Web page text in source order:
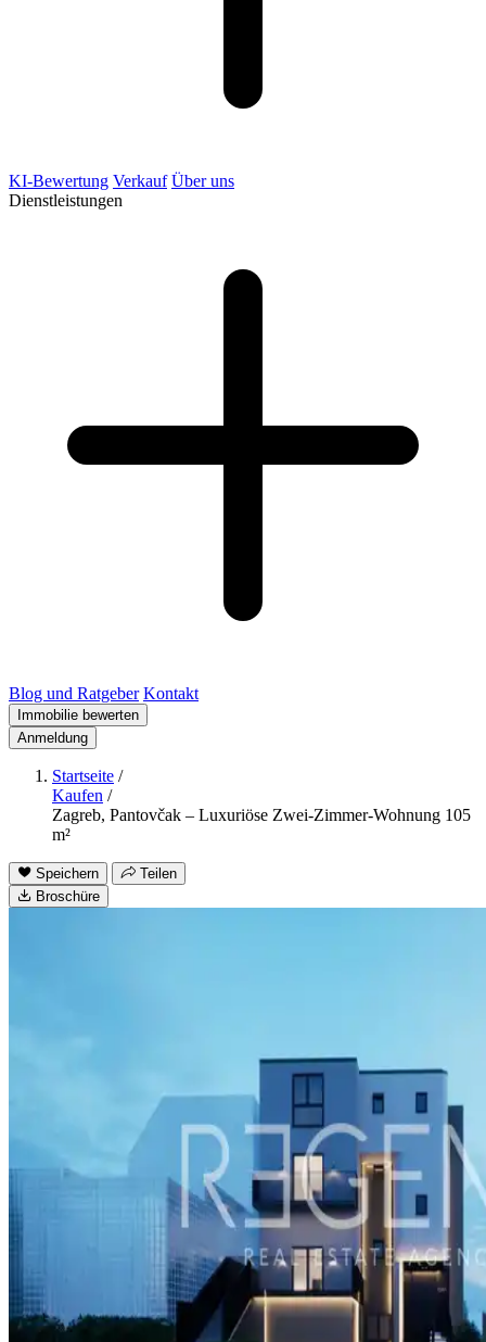
KI-Bewertung Verkauf Über uns
Dienstleistungen
Blog und Ratgeber Kontakt
Immobilie bewerten
Anmeldung
Startseite /
Kaufen /
Zagreb, Pantovčak – Luxuriöse Zwei-Zimmer-Wohnung 105
m²
Speichern
Teilen
Broschüre